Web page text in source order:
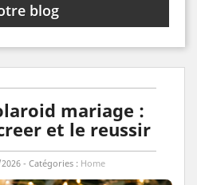
blog
mariage :
et le reussir
- Catégories : Home